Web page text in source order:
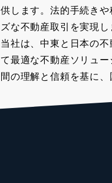
供します。法的手続き
ズな不動産取引を実現し
当社は、中東と日本の
て最適な不動産ソリュ
間の理解と信頼を基に